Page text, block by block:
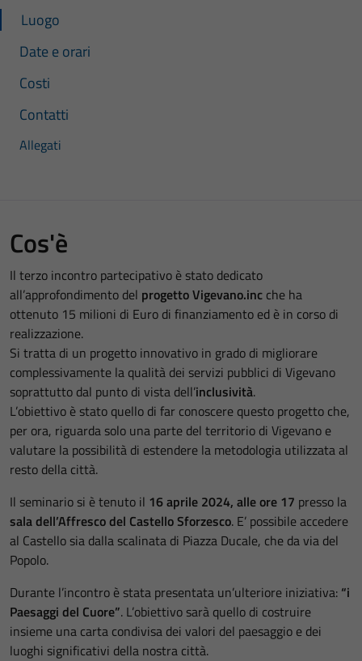
Luogo
Date e orari
Costi
Contatti
Allegati
Cos'è
Il terzo incontro partecipativo è stato dedicato
all’approfondimento del progetto Vigevano.inc che ha
ottenuto 15 milioni di Euro di finanziamento ed è in corso di
realizzazione.
Si tratta di un progetto innovativo in grado di migliorare
complessivamente la qualità dei servizi pubblici di Vigevano
soprattutto dal punto di vista dell’inclusività.
L’obiettivo è stato quello di far conoscere questo progetto che,
per ora, riguarda solo una parte del territorio di Vigevano e
valutare la possibilità di estendere la metodologia utilizzata al
resto della città.
Il seminario si è tenuto il 16 aprile 2024, alle ore 17 presso la
sala dell’Affresco del Castello Sforzesco. E’ possibile accedere
al Castello sia dalla scalinata di Piazza Ducale, che da via del
Popolo.
Durante l’incontro è stata presentata un’ulteriore iniziativa: “i
Paesaggi del Cuore”. L’obiettivo sarà quello di costruire
insieme una carta condivisa dei valori del paesaggio e dei
luoghi significativi della nostra città.